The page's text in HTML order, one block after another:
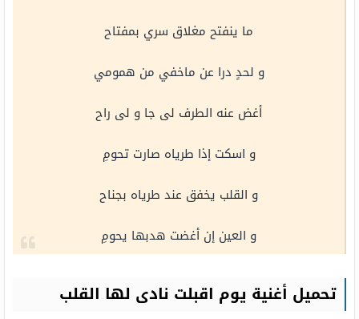
ما ينفتح مغلاق سري بمفتاح
و لحدٍ درا عن ماخفي من همومي
أغض عنه الطرف لى جا و لى راح
و اسكت إذا طرياه صارت تحومِ
و القلب يخفق عند طرياه بجناح
و العين إن أغضت هدبها يحومِ
تحميل أغنية يوم اقبلت نادى لها القلب